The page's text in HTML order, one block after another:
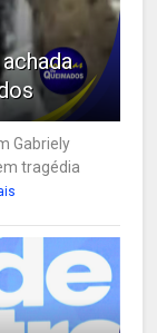
Gabriely
tragédia